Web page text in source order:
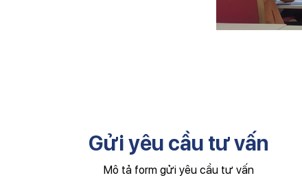
Gửi yêu cầu tư vấn
Mô tả form gửi yêu cầu tư vấn